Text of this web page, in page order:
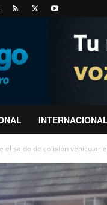
el saldo de colisión vehicular